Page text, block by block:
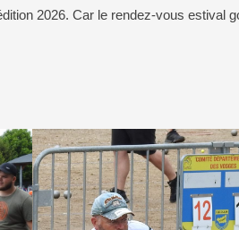
2026. Car le rendez-vous estival